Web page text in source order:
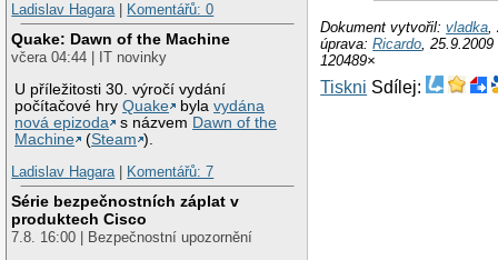
Ladislav Hagara| Komentářů: 0
Quake: Dawn of the Machine
včera 04:44 | IT novinky
U příležitosti 30. výročí vydání
počítačové hryQuake bylavydána
nová epizoda
s názvem Dawn of the
Machine
(Steam ).
Ladislav Hagara| Komentářů: 7
Série bezpečnostních záplat v
produktech Cisco
7.8. 16:00 | Bezpečnostní upozornění
Dokument vytvořil:vladka
úprava:Ricardo ,
120489×
Tiskni Sdílej: